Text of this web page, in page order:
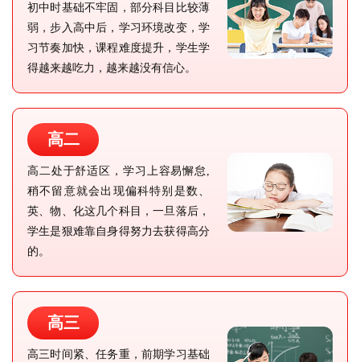
初中时基础不牢固，部分科目比较薄
弱，步入高中后，学习环境改变，学
习节奏加快，课程难度提升，学生学
得越来越吃力，越来越没有信心。
高二
高二处于舒适区，学习上容易懈怠,
稍不留意就会出现偏科特别是数、
英、物、化这几个科目，一旦落后，
学生是狠难靠自身得努力去获得高分
的。
高三
高三时间紧、任务重，前期学习基础